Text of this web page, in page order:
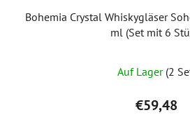
Bohemia Crystal Whiskygläser
ml (Set mit 6
Auf Lager (2
€59,48